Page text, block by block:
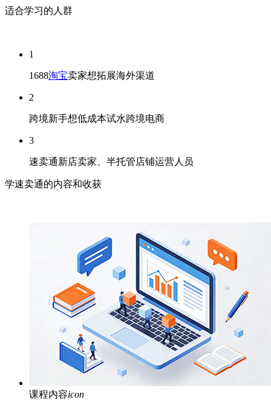
适合学习的人群
1
1688淘宝卖家想拓展海外渠道
2
跨境新手想低成本试水跨境电商
3
速卖通新店卖家、半托管店铺运营人员
学速卖通的内容和收获
课程内容icon